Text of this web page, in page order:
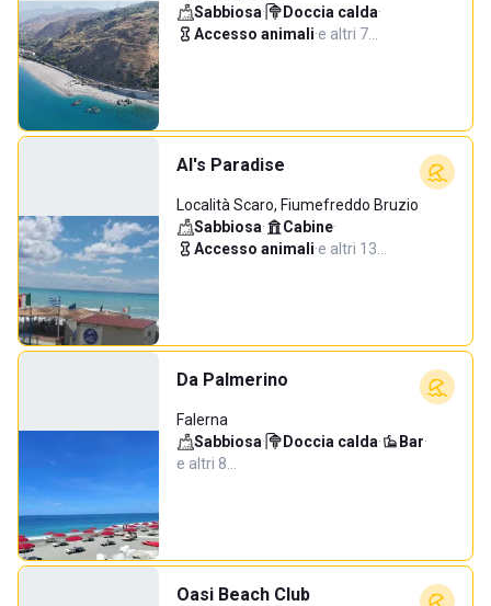
Sabbiosa· Doccia calda·
Accesso animali·e altri 7…
Al's Paradise
Località Scaro, Fiumefreddo Bruzio
Sabbiosa· Cabine·
Accesso animali·e altri 13…
Da Palmerino
Falerna
Sabbiosa· Doccia calda· Bar·
e altri 8…
Oasi Beach Club